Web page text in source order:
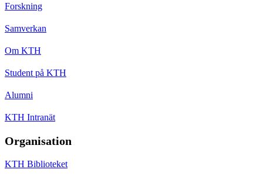
Forskning
Samverkan
Om KTH
Student på KTH
Alumni
KTH Intranät
Organisation
KTH Biblioteket